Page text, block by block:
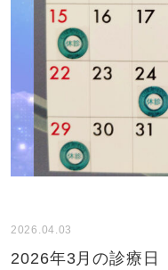
2026.04.03
2026年3月の診療日